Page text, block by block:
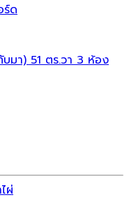
ร์ด
มา) 51 ตร.วา 3 ห้อง
ผ่